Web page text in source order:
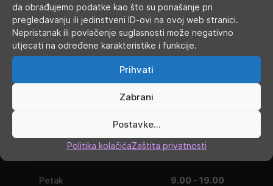
da obrađujemo podatke kao što su ponašanje pri
pregledavanju ili jedinstveni ID-ovi na ovoj web stranici.
Nepristanak ili povlačenje suglasnosti može negativno
utjecati na određene karakteristike i funkcije.
Prihvati
Zabrani
Postavke...
Politika kolačićaZaštita privatnosti
RADNO VRIJEME
Četvrtak 9.00 - 16.00
Petak 9.00 - 19.00